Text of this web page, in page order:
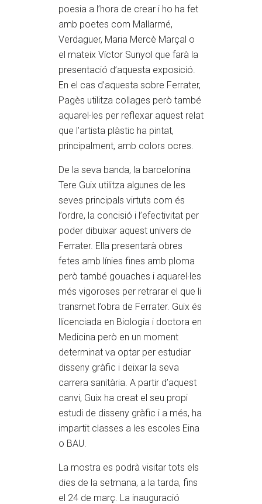
poesia a l’hora de crear i ho ha fet
amb poetes com Mallarmé,
Verdaguer, Maria Mercè Marçal o
el mateix Víctor Sunyol que farà la
presentació d’aquesta exposició.
En el cas d’aquesta sobre Ferrater,
Pagès utilitza collages però també
aquarel·les per reflexar aquest relat
que l’artista plàstic ha pintat,
principalment, amb colors ocres.
De la seva banda, la barcelonina
Tere Guix utilitza algunes de les
seves principals virtuts com és
l’ordre, la concisió i l’efectivitat per
poder dibuixar aquest univers de
Ferrater. Ella presentarà obres
fetes amb línies fines amb ploma
però també gouaches i aquarel·les
més vigoroses per retrarar el que li
transmet l’obra de Ferrater. Guix és
llicenciada en Biologia i doctora en
Medicina però en un moment
determinat va optar per estudiar
disseny gràfic i deixar la seva
carrera sanitària. A partir d’aquest
canvi, Guix ha creat el seu propi
estudi de disseny gràfic i a més, ha
impartit classes a les escoles Eina
o BAU.
La mostra es podrà visitar tots els
dies de la setmana, a la tarda, fins
el 24 de març. La inauguració